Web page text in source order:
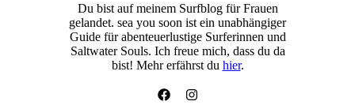
Du bist auf meinem Surfblog für Frauen
gelandet. sea you soon ist ein unabhängiger
Guide für abenteuerlustige Surferinnen und
Saltwater Souls. Ich freue mich, dass du da
bist! Mehr erfährst du hier.